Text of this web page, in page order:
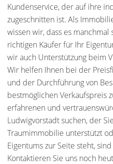
Kundenservice, der auf ihre
zugeschnitten ist. Als
wissen wir, dass es
richtigen Käufer für Ihr
wir auch Unterstützung beim
Wir helfen Ihnen bei der
und der Durchführung von
bestmöglichen Verkaufspreis
erfahrenen und
Ludwigvorstadt suchen, der
Traumimmobilie unterstützt
Eigentums zur Seite steht,
Kontaktieren Sie uns noch